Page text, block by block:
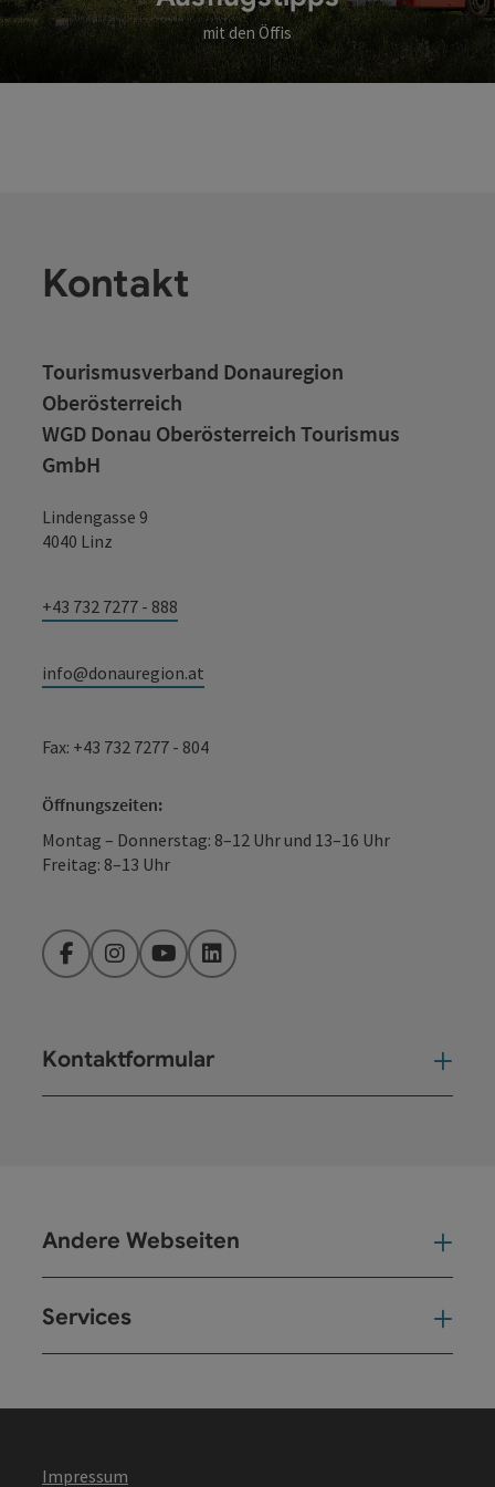
mit den Öffis
Kontakt
Tourismusverband Donauregion
Oberösterreich
WGD Donau Oberösterreich Tourismus
GmbH
Lindengasse 9
4040 Linz
+43 732 7277 - 888
info@donauregion.at
Fax: +43 732 7277 - 804
Öffnungszeiten:
Montag – Donnerstag: 8–12 Uhr und 13–16 Uhr
Freitag: 8–13 Uhr
FacebookInstagramYouTubeLinkedIn
Kontaktformular
Andere Webseiten
Services
Impressum